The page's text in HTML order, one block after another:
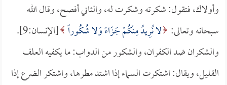
وأولاك، فتقول: شكرته وشكرت له، والثاني أفصح، وقال الله
سبحانه وتعالى: لا نُرِيدُ مِنْكُمْ جَزَاءً وَلا شُكُوراً
[الإنسان:9].
والشكران ضد الكفران، والشكور من الدواب: ما يكفيه العلف
القليل، ويقال: اشتكرت السماء إذا اشتد مطرها، واشتكر الضرع إذا